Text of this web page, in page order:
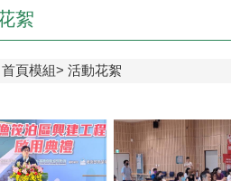
絮
首頁模組 活動花絮